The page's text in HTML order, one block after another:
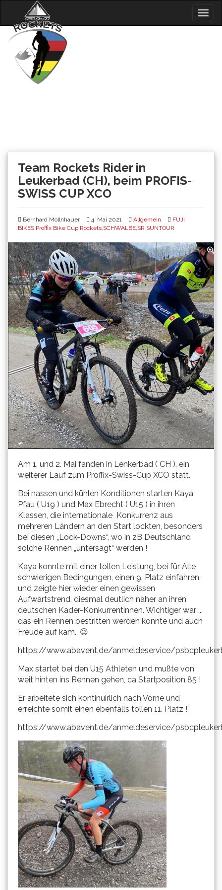
content
Team Rockets Rider in
Leukerbad (CH), beim PROFIS-
SWISS CUP XCO
Bernhard Mollnhauer 4. Mai 2021 Allgemein
FUJi
BIKES,Proffix Bike Cup,Rockets,SCHWALBE,SR SUNTOUR
Am 1. und 2. Mai fanden in Lenkerbad ( CH ), ein
weiterer Lauf zum Proffix-Swiss-Cup XCO statt.
Bei nassen und kühlen Konditionen starten Kaya
Pfau ( U19 ) und Max Ebrecht ( U15 ) in ihren
Klassen, die internationale Konkurrenz aus
mehreren Ländern an den Start lockten, besonders
bei diesen „Lock-Downs“, wo in zB Deutschland
solche Rennen „untersagt“ werden !
Kaya konnte mit einer tollen Leistung, bei für Alle
schwierigen Bedingungen, einen 9. Platz einfahren,
und zeigte hier wieder einen gewissen
Aufwärtstrend, diesmal deutlich näher an ihren
deutschen Kader-Konkurrentinnen. Wichtiger war ..,
das ein Rennen bestritten werden konnte und auch
Freude auf kam.. 😉
https://www.abavent.de/anmeldeservice/
Max startet bei den U15 Athleten und mußte von
weit hinten ins Rennen gehen, ca Startposition 85 !
Er arbeitete sich kontinuirlich nach Vorne und
erreichte somit einen ebenfalls tollen 11. Platz !
https://www.abavent.de/anmeldeservice/